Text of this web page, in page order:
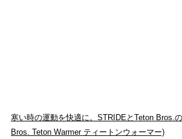
寒い時の運動を快適に。STRIDEとTeton Bros.
Bros. Teton Warmer ティートンウォーマー)